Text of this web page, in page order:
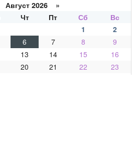
Август 2026 »
Чт Пт Сб
Вс
1
2
6 7 8
9
13 14 15
16
20 21 22
23